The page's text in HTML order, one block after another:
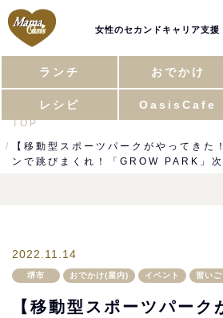
女性のセカンドキャリア支援
ランチ おでかけ
レシピ OasisCafe
TOP
【移動型スポーツパークがやってきた
ンで跳びまくれ！「GROW PARK」
2022.11.14
堺市 おでかけ(屋内) イベント 習いご
【移動型スポーツパーク